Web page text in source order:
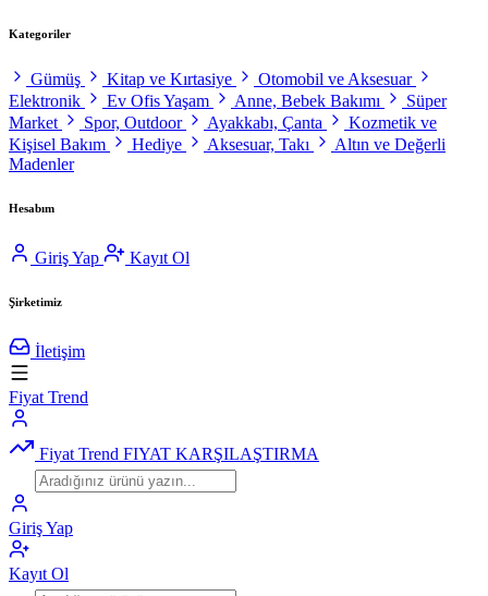
Kategoriler
Gümüş Kitap ve Kırtasiye
Otomobil ve Aksesuar
Elektronik
Ev Ofis Yaşam Anne, Bebek Bakımı
Süper
Market
Spor, Outdoor Ayakkabı, Çanta
Kozmetik ve
Kişisel Bakım
Hediye Aksesuar, Takı
Altın ve Değerli
Madenler
Hesabım
Giriş Yap Kayıt Ol
Şirketimiz
İletişim
Fiyat Trend
Fiyat Trend FIYAT KARŞILAŞTIRMA
Giriş Yap
Kayıt Ol